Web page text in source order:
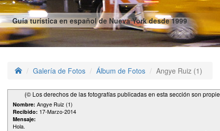
Guía turística en español de Nueva York desde 1999
Galería de Fotos Álbum de Fotos Angye Ruiz (1)
(© Los derechos de las fotografías publicadas en esta sección son
Nombre: Angye Ruiz (1)
Recibido: 17-Marzo-2014
Mensaje:
Hola.